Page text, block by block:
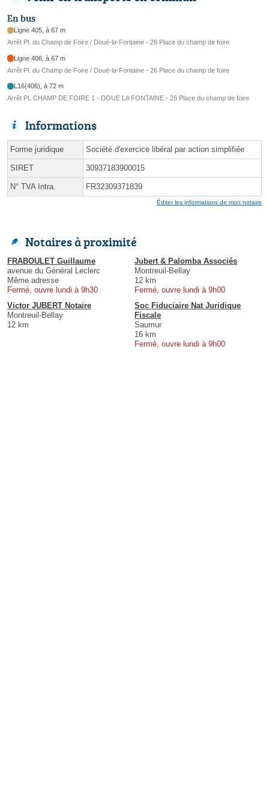
En bus
Ligne 405, à 67 m
Arrêt Pl. du Champ de Foire / Doué-la-Fontaine - 26 Place du champ de foire
Ligne 406, à 67 m
Arrêt Pl. du Champ de Foire / Doué-la-Fontaine - 26 Place du champ de foire
L16(406), à 72 m
Arrêt PL CHAMP DE FOIRE 1 - DOUE LA FONTAINE - 26 Place du champ de foire
Informations
Forme juridique Société d'exercice libéral par action simplifiée
SIRET 30937183900015
N° TVA Intra. FR32309371839
Éditer les informations de mon notaire
Notaires à proximité
FRABOULET Guillaume
avenue du Général Leclerc
Même adresse
Fermé, ouvre lundi à 9h30
Jubert & Palomba Associés
Montreuil-Bellay
12 km
Fermé, ouvre lundi à 9h00
Victor JUBERT Notaire
Montreuil-Bellay
12 km
Soc Fiduciaire Nat Juridique
Fiscale
Saumur
16 km
Fermé, ouvre lundi à 9h00